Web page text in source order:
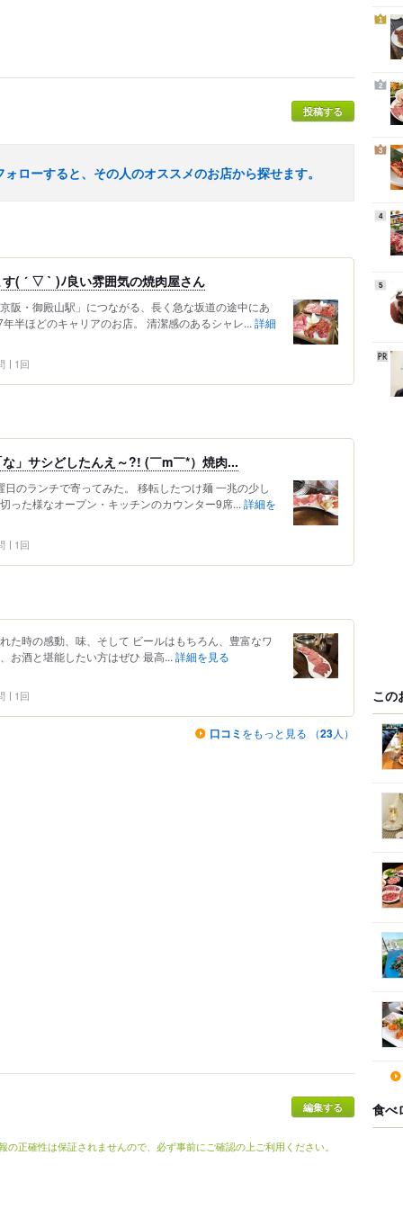
投稿する
ローすると、その人のオススメのお店から探せます。
( ´ ▽ ` )ﾉ良い雰囲気の焼肉屋さん
阪・御殿山駅」につながる、長く急な坂道の途中にあ
半ほどのキャリアのお店。 清潔感のあるシャレ... 詳細
1回
」サシどしたんえ～?! (￣m￣*）焼肉...
のランチで寄ってみた。 移転したつけ麺 一兆の少し
った様なオープン・キッチンのカウンター9席... 詳細を
1回
た時の感動、味、そして ビールはもちろん、豊富なワ
お酒と堪能したい方はぜひ 最高... 詳細を見る
1回
口コミ をもっと見る （23人）
正確性は保証されませんので、必ず事前にご確認の上ご利用ください。
1
2
3
4
5
この
食べ